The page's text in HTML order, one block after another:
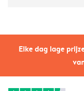
Elke dag lage